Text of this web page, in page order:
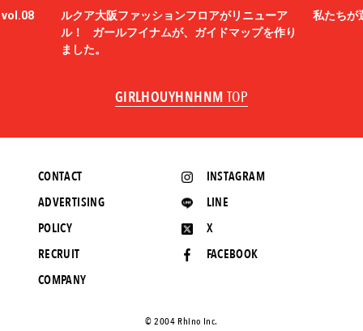
vol.08
ルクア大阪ファッションフロアがリニューア
ル！ ガールフイナムが、ガイドマップを作り
ました。
私たちが
GIRLHOUYHNHNM TOP
INSTAGRAM
LINE
X
FACEBOOK
CONTACT
ADVERTISING
POLICY
RECRUIT
COMPANY
©️ 2004 Rhino Inc.